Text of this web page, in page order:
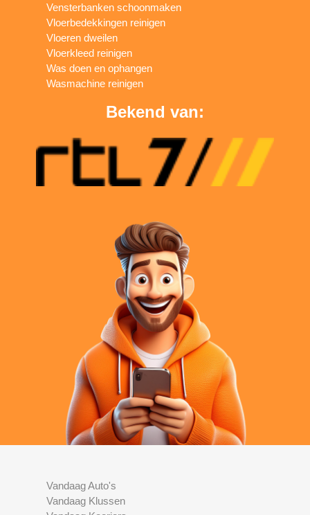
Vensterbanken schoonmaken
Vloerbedekkingen reinigen
Vloeren dweilen
Vloerkleed reinigen
Was doen en ophangen
Wasmachine reinigen
Bekend van:
Vandaag Auto's
Vandaag Klussen